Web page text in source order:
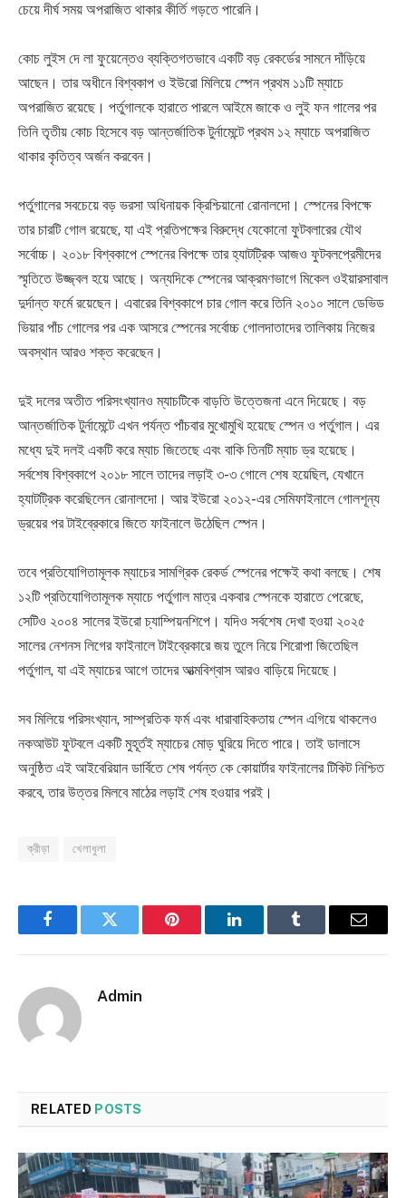
চেয়ে দীর্ঘ সময় অপরাজিত থাকার কীর্তি গড়তে পারেনি।
কোচ লুইস দে লা ফুয়েন্তেও ব্যক্তিগতভাবে একটি বড় রেকর্ডের সামনে দাঁড়িয়ে
আছেন। তার অধীনে বিশ্বকাপ ও ইউরো মিলিয়ে স্পেন প্রথম ১১টি ম্যাচে
অপরাজিত রয়েছে। পর্তুগালকে হারাতে পারলে আইমে জাকে ও লুই ফন গালের পর
তিনি তৃতীয় কোচ হিসেবে বড় আন্তর্জাতিক টুর্নামেন্টে প্রথম ১২ ম্যাচে অপরাজিত
থাকার কৃতিত্ব অর্জন করবেন।
পর্তুগালের সবচেয়ে বড় ভরসা অধিনায়ক ক্রিশ্চিয়ানো রোনালদো। স্পেনের বিপক্ষে
তার চারটি গোল রয়েছে, যা এই প্রতিপক্ষের বিরুদ্ধে যেকোনো ফুটবলারের যৌথ
সর্বোচ্চ। ২০১৮ বিশ্বকাপে স্পেনের বিপক্ষে তার হ্যাটট্রিক আজও ফুটবলপ্রেমীদের
স্মৃতিতে উজ্জ্বল হয়ে আছে। অন্যদিকে স্পেনের আক্রমণভাগে মিকেল ওইয়ারসাবাল
দুর্দান্ত ফর্মে রয়েছেন। এবারের বিশ্বকাপে চার গোল করে তিনি ২০১০ সালে ডেভিড
ভিয়ার পাঁচ গোলের পর এক আসরে স্পেনের সর্বোচ্চ গোলদাতাদের তালিকায় নিজের
অবস্থান আরও শক্ত করেছেন।
দুই দলের অতীত পরিসংখ্যানও ম্যাচটিকে বাড়তি উত্তেজনা এনে দিয়েছে। বড়
আন্তর্জাতিক টুর্নামেন্টে এখন পর্যন্ত পাঁচবার মুখোমুখি হয়েছে স্পেন ও পর্তুগাল। এর
মধ্যে দুই দলই একটি করে ম্যাচ জিতেছে এবং বাকি তিনটি ম্যাচ ড্র হয়েছে।
সর্বশেষ বিশ্বকাপে ২০১৮ সালে তাদের লড়াই ৩-৩ গোলে শেষ হয়েছিল, যেখানে
হ্যাটট্রিক করেছিলেন রোনালদো। আর ইউরো ২০১২-এর সেমিফাইনালে গোলশূন্য
ড্রয়ের পর টাইব্রেকারে জিতে ফাইনালে উঠেছিল স্পেন।
তবে প্রতিযোগিতামূলক ম্যাচের সামগ্রিক রেকর্ড স্পেনের পক্ষেই কথা বলছে। শেষ
১২টি প্রতিযোগিতামূলক ম্যাচে পর্তুগাল মাত্র একবার স্পেনকে হারাতে পেরেছে,
সেটিও ২০০৪ সালের ইউরো চ্যাম্পিয়নশিপে। যদিও সর্বশেষ দেখা হওয়া ২০২৫
সালের নেশনস লিগের ফাইনালে টাইব্রেকারে জয় তুলে নিয়ে শিরোপা জিতেছিল
পর্তুগাল, যা এই ম্যাচের আগে তাদের আত্মবিশ্বাস আরও বাড়িয়ে দিয়েছে।
সব মিলিয়ে পরিসংখ্যান, সাম্প্রতিক ফর্ম এবং ধারাবাহিকতায় স্পেন এগিয়ে থাকলেও
নকআউট ফুটবলে একটি মুহূর্তই ম্যাচের মোড় ঘুরিয়ে দিতে পারে। তাই ডালাসে
অনুষ্ঠিত এই আইবেরিয়ান ডার্বিতে শেষ পর্যন্ত কে কোয়ার্টার ফাইনালের টিকিট নিশ্চিত
করবে, তার উত্তর মিলবে মাঠের লড়াই শেষ হওয়ার পরই।
ক্রীড়া খেলাধুলা
FacebookTwitter Pinterest LinkedInTumblr Email
Admin
RELATED POSTS